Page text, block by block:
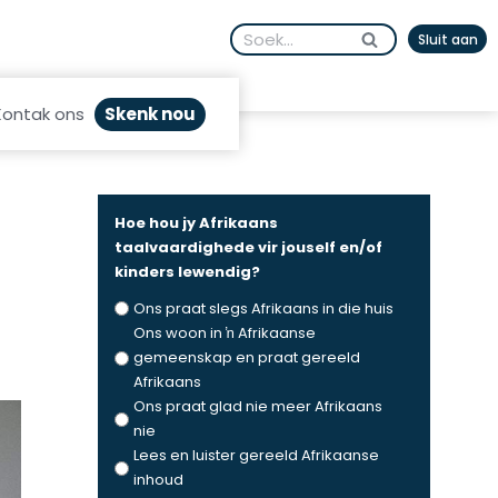
Search
for:
Sluit aan
ons Skenk nou
Hoe hou jy Afrikaans
taalvaardighede vir jouself en/of
kinders lewendig?
Ons praat slegs Afrikaans in die huis
Ons woon in ŉ Afrikaanse
gemeenskap en praat gereeld
Afrikaans
Ons praat glad nie meer Afrikaans
nie
Lees en luister gereeld Afrikaanse
inhoud